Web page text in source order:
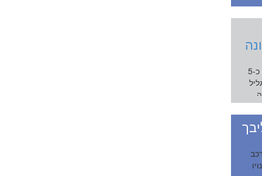
שדה נחמיה, הוא קיבוץ באצבע הגליל בצפון עמק החולה כ-5